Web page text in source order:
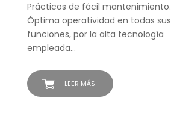
LEER MÁS
Prácticos de fácil mantenimiento.
Óptima operatividad en todas sus
funciones, por la alta tecnología
empleada…